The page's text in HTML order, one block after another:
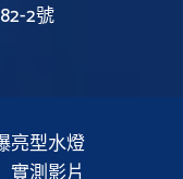
2號
亮型水燈